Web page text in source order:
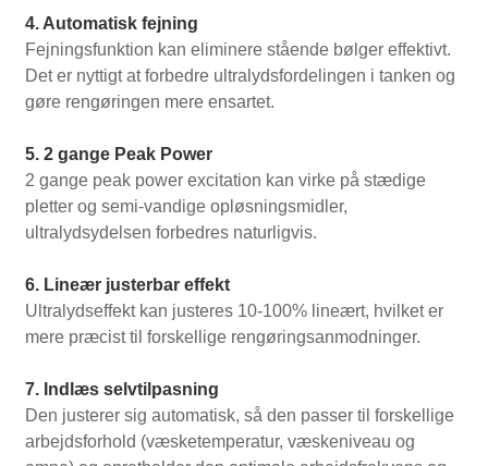
4. Automatisk fejning
Fejningsfunktion kan eliminere stående bølger effektivt.
Det er nyttigt at forbedre ultralydsfordelingen i tanken og
gøre rengøringen mere ensartet.
5. 2 gange Peak Power
2 gange peak power excitation kan virke på stædige
pletter og semi-vandige opløsningsmidler,
ultralydsydelsen forbedres naturligvis.
6. Lineær justerbar effekt
Ultralydseffekt kan justeres 10-100% lineært, hvilket er
mere præcist til forskellige rengøringsanmodninger.
7. Indlæs selvtilpasning
Den justerer sig automatisk, så den passer til forskellige
arbejdsforhold (væsketemperatur, væskeniveau og